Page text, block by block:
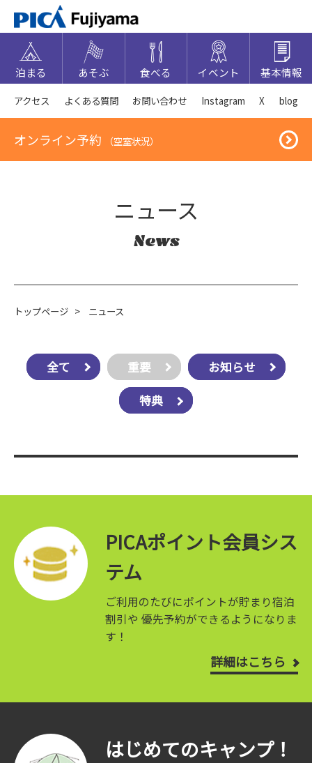
泊まる あそぶ 食べる イベント 基本情報
アクセス よくある質問 お問い合わせ Instagram X blog
オンライン予約 （空室状況）
ニュース
News
トップページ > ニュース
全て 重要 お知らせ
特典
PICAポイント会員シス
テム
ご利用のたびにポイントが貯まり宿泊
割引や 優先予約ができるようになりま
す！
詳細はこちら
はじめてのキャンプ！